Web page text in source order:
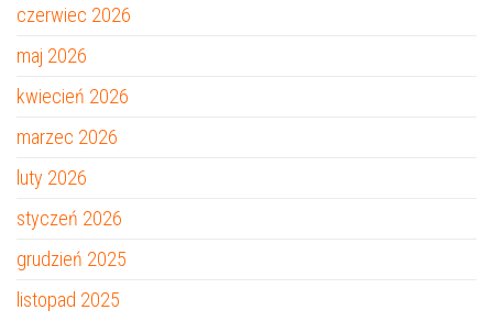
czerwiec 2026
maj 2026
kwiecień 2026
marzec 2026
luty 2026
styczeń 2026
grudzień 2025
listopad 2025